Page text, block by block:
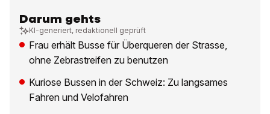
Darum gehts
KI-generiert, redaktionell geprüft
Frau erhält Busse für Überqueren der Strasse,
ohne Zebrastreifen zu benutzen
Kuriose Bussen in der Schweiz: Zu langsames
Fahren und Velofahren